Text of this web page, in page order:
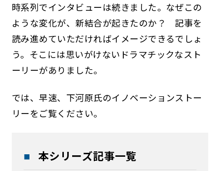
時系列でインタビューは続きました。なぜこの
ような変化が、新結合が起きたのか？ 記事を
読み進めていただければイメージできるでしょ
う。そこには思いがけないドラマチックなスト
ーリーがありました。
では、早速、下河原氏のイノベーションストー
リーをご覧ください。
本シリーズ記事一覧